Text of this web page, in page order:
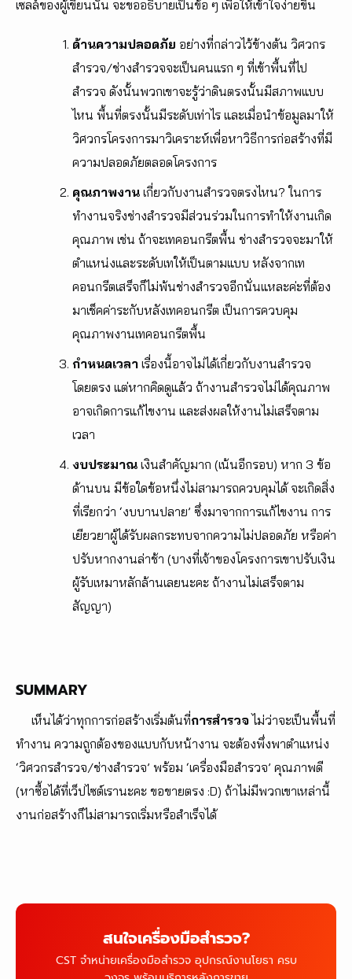
เซลล์ของผู้เขียนนั้น จะขออธิบายเป็นข้อ ๆ เพื่อให้เข้าใจง่ายขึ้น
ด้านความปลอดภัย อย่างที่กล่าวไว้ข้างต้น วิศวกร
สำรวจ/ช่างสำรวจจะเป็นคนแรก ๆ ที่เข้าพื้นที่ไป
สำรวจ ดังนั้นพวกเขาจะรู้ว่าดินตรงนั้นมีสภาพแบบ
ไหน พื้นที่ตรงนั้นมีระดับเท่าไร และเมื่อนำข้อมูลมาให้
วิศวกรโครงการมาวิเคราะห์เพื่อหาวิธีการก่อสร้างที่มี
ความปลอดภัยตลอดโครงการ
คุณภาพงาน เกี่ยวกับงานสำรวจตรงไหน? ในการ
ทำงานจริงช่างสำรวจมีส่วนร่วมในการทำให้งานเกิด
คุณภาพ เช่น ถ้าจะเทคอนกรีตพื้น ช่างสำรวจจะมาให้
ตำแหน่งและระดับเทให้เป็นตามแบบ หลังจากเท
คอนกรีตเสร็จก็ไม่พ้นช่างสำรวจอีกนั่นแหละค่ะที่ต้อง
มาเช็คค่าระกับหลังเทคอนกรีต เป็นการควบคุม
คุณภาพงานเทคอนกรีตพื้น
กำหนดเวล​า ​ เรื่องนี้อาจไม่ได้เกี่ยวกับงานสำรวจ
โดยตรง แต่หากคิดดูแล้ว ถ้างานสำรวจไม่ได้คุณภาพ
อาจเกิดการแก้ไขงาน และส่งผลให้งานไม่เสร็จตาม
เวลา
งบประมาณ ​ เงินสำคัญมาก (เน้นอีกรอบ) หาก ​3 ข้อ
ด้านบน มีข้อใดข้อหนึ่งไม่สามารถควบคุมได้ จะเกิดสิ่ง
ที่เรียกว่า ‘งบบานปลาย’ ซึ่งมาจากการแก้ไขงาน การ
เยียวยาผู้ได้รับผลกระทบจากความไม่ปลอดภัย หรือค่า
ปรับหากงานล่าช้า (บางที่เจ้าของโครงการเขาปรับเงิน
ผู้รับเหมาหลักล้านเลยนะคะ ถ้างานไม่เสร็จตาม
สัญญา)
SUMMARY
เห็นได้ว่าทุกการก่อสร้างเริ่มต้นที่การสำรวจไม่ว่าจะเป็นพื้นที่
ทำงาน ความถูกต้องของแบบกับหน้างาน จะต้องพึ่งพาตำแหน่ง
‘วิศวกรสำรวจ/ช่างสำรวจ’ พร้อม ‘เครื่องมือสำรวจ’ คุณภาพดี
(หาซื้อได้ที่เว็ปไซต์เรานะคะ ขอขายตรง :D) ถ้าไม่มีพวกเขาเหล่านี้
งานก่อสร้างก็ไม่สามารถเริ่มหรือสำเร็จได้
สนใจเครื่องมือสำรวจ?
CST จำหน่ายเครื่องมือสำรวจ อุปกรณ์งานโยธา ครบ